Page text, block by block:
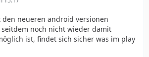
neueren android versionen
noch nicht wieder damit
ist, findet sich sicher was im play